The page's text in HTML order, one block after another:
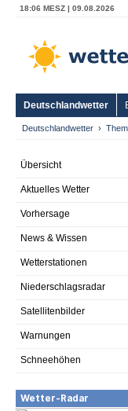
18:06 MESZ | 09.08.2026
Deutschlandwetter
Deutschlandwetter
Übersicht
Aktuelles Wetter
Vorhersage
News & Wissen
Wetterstationen
Niederschlagsradar
Satellitenbilder
Warnungen
Schneehöhen
Wetter-Radar